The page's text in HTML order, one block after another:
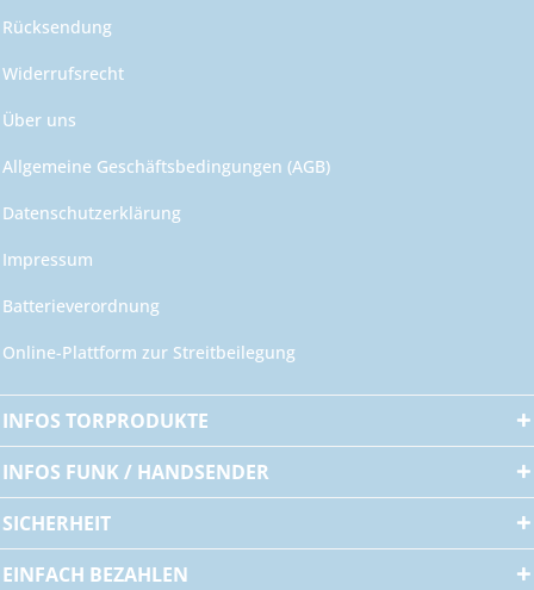
Rücksendung
Widerrufsrecht
Über uns
Allgemeine Geschäftsbedingungen (AGB)
Datenschutzerklärung
Impressum
Batterieverordnung
Online-Plattform zur Streitbeilegung
INFOS TORPRODUKTE
INFOS FUNK / HANDSENDER
SICHERHEIT
EINFACH BEZAHLEN